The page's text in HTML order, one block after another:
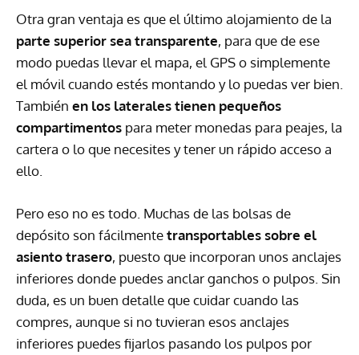
Otra gran ventaja es que el último alojamiento de la
parte superior sea transparente, para que de ese
modo puedas llevar el mapa, el GPSo simplemente
el móvil cuando estés montando y lo puedas ver bien.
También en los laterales tienen pequeños
compartimentos para meter monedas para peajes, la
cartera o lo que necesites y tener un rápido acceso a
ello.
Pero eso no es todo. Muchas de las bolsas de
depósito son fácilmentetransportables sobre el
asiento trasero, puesto que incorporan unos anclajes
inferiores donde puedes anclar ganchos o pulpos. Sin
duda, es un buen detalle que cuidar cuando las
compres, aunque si no tuvieran esos anclajes
inferiores puedes fijarlos pasando los pulpos por